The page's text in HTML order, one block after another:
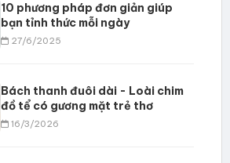
10 phương pháp đơn giản giúp
bạn tỉnh thức mỗi ngày
27/6/2025
Bách thanh đuôi dài - Loài chim
đồ tể có gương mặt trẻ thơ
16/3/2026